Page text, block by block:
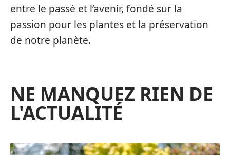
entre le passé et l’avenir, fondé sur la
passion pour les plantes et la préservation
de notre planète.
NE MANQUEZ RIEN DE
L'ACTUALITÉ